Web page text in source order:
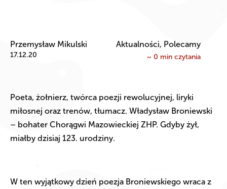
Przemysław Mikulski
17.12.20
Aktualności, Polecamy
~ 0 min czytania
Poeta, żołnierz, twórca poezji rewolucyjnej, liryki
miłosnej oraz trenów, tłumacz. Władysław Broniewski
– bohater Chorągwi Mazowieckiej ZHP. Gdyby żył,
miałby dzisiaj 123. urodziny.
W ten wyjątkowy dzień poezja Broniewskiego wraca z